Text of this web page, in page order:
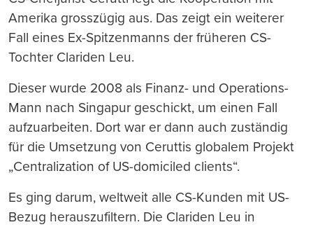
Amerika grosszügig aus. Das zeigt ein weiterer
Fall eines Ex-Spitzenmanns der früheren CS-
Tochter Clariden Leu.
Dieser wurde 2008 als Finanz- und Operations-
Mann nach Singapur geschickt, um einen Fall
aufzuarbeiten. Dort war er dann auch zuständig
für die Umsetzung von Ceruttis globalem Projekt
„Centralization of US-domiciled clients“.
Es ging darum, weltweit alle CS-Kunden mit US-
Bezug herauszufiltern. Die Clariden Leu in